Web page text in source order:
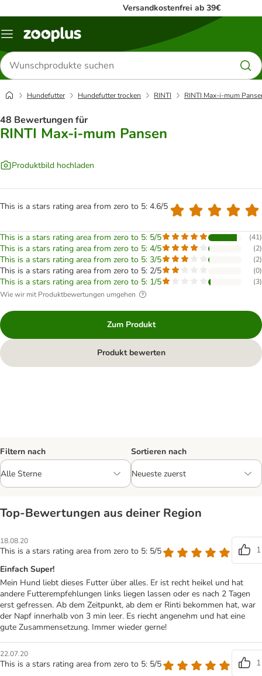
Versandkostenfrei ab 39€
Menü
Produkte
suchen
Hundefutter Hundefutter trocken RINTI RINTI Max-i-mum
48 Bewertungen für
RINTI Max-i-mum Pansen
Produktbild hochladen
This is a stars rating area from zero to 5: 4.6/5
This is a stars rating area from zero to 5: 5/5 (41)
This is a stars rating area from zero to 5: 4/5 (2)
This is a stars rating area from zero to 5: 3/5 (2)
This is a stars rating area from zero to 5: 2/5 (0)
This is a stars rating area from zero to 5: 1/5 (3)
Wie wir mit Produktbewertungen umgehen
Zum Produkt
Produkt bewerten
Filtern nach Sortieren nach
Top‑Bewertungen aus deiner Region
18.08.20
This is a stars rating area from zero to 5: 5/5
1
Einfach Super!
Mein Hund liebt dieses Futter über alles. Er ist recht heikel und hat
andere Futterempfehlungen links liegen lassen oder es nach 2 Tagen
erst gefressen. Ab dem Zeitpunkt, ab dem er Rinti bekommen hat, war
der Napf innerhalb von 3 min leer. Es riecht angenehm und hat eine
gute Zusammensetzung. Immer wieder gerne!
22.07.20
This is a stars rating area from zero to 5: 5/5
1